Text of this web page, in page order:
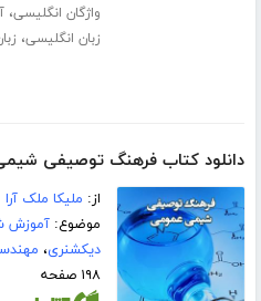
واژگان انگلیسی،
زبان انگلیسی،
دانلود کتاب فرهنگ توصیفی
از: ملیکا ملک آرا
موضوع:آموزش
دیکشنری،
۱۹۸ صفحه